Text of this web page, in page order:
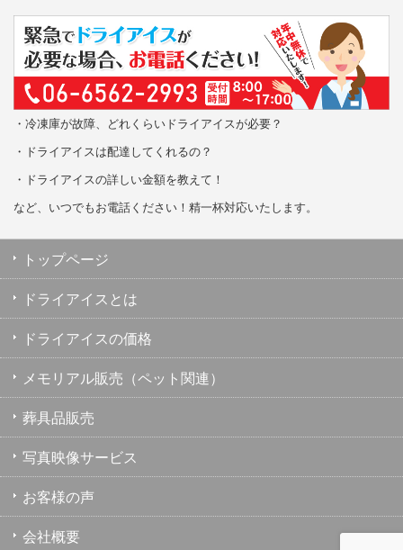
・冷凍庫が故障、どれくらいドライアイスが必要？
・ドライアイスは配達してくれるの？
・ドライアイスの詳しい金額を教えて！
など、いつでもお電話ください！精一杯対応いたします。
トップページ
ドライアイスとは
ドライアイスの価格
メモリアル販売（ペット関連）
葬具品販売
写真映像サービス
お客様の声
会社概要